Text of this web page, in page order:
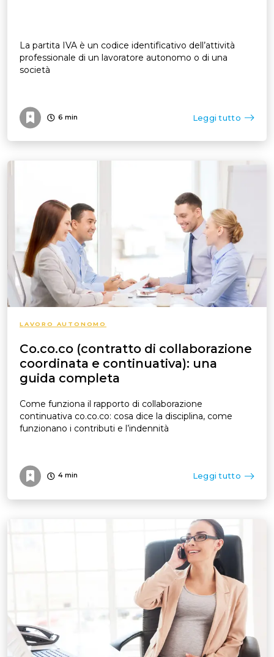
La partita IVA è un codice identificativo dell’attività
professionale di un lavoratore autonomo o di una
società
6 min Leggi tutto
LAVORO AUTONOMO
Co.co.co (contratto di collaborazione
coordinata e continuativa​): una
guida completa
Come funziona il rapporto di collaborazione
continuativa co.co.co: cosa dice la disciplina, come
funzionano i contributi e l’indennità
4 min Leggi tutto